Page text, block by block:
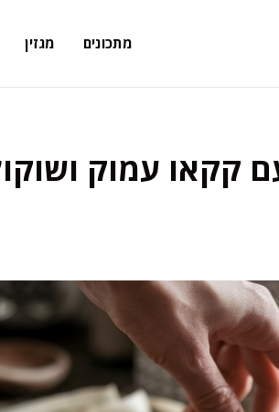
מתכונים מגזין
קקאו עמוק